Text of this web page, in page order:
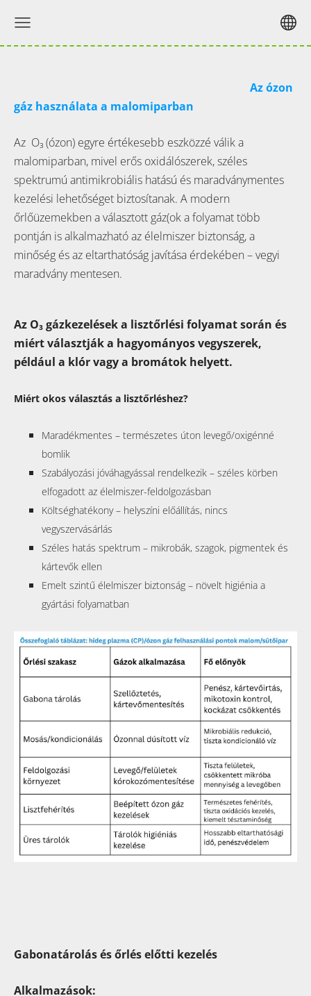
Az ózon
gáz használata a malomiparban
Az O₃ (ózon) egyre értékesebb eszközzé válik a
malomiparban, mivel erős oxidálószerek, széles
spektrumú antimikrobiális hatású és maradványmentes
kezelési lehetőséget biztosítanak. A modern
őrlőüzemekben a választott gáz(ok a folyamat több
pontján is alkalmazható az élelmiszer biztonság, a
minőség és az eltarthatóság javítása érdekében – vegyi
maradvány mentesen.
Az O₃gázkezelések a lisztőrlési folyamat során és
miért választják a hagyományos vegyszerek,
például a klór vagy a bromátok helyett.
Miért okos választás a lisztőrléshez?
Maradékmentes – természetes úton levegő/oxigénné
bomlik
Szabályozási jóváhagyással rendelkezik – széles körben
elfogadott az élelmiszer-feldolgozásban
Költséghatékony – helyszíni előállítás, nincs
vegyszervásárlás
Széles hatás spektrum – mikrobák, szagok, pigmentek és
kártevők ellen
Emelt szintű élelmiszer biztonság – növelt higiénia a
gyártási folyamatban
Gabonatárolás és őrlés előtti kezelés
Alkalmazások: